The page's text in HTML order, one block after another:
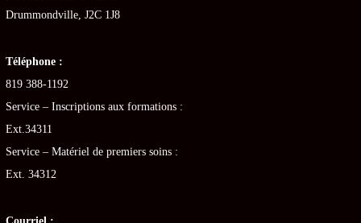
Drummondville, J2C 1J8
Téléphone :
819 388-1192
Service – Inscriptions aux formations :
Ext.34311
Service – Matériel de premiers soins :
Ext. 34312